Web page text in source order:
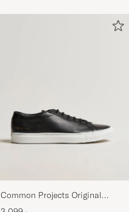
Common Projects Original
Achilles Sneaker Black/White